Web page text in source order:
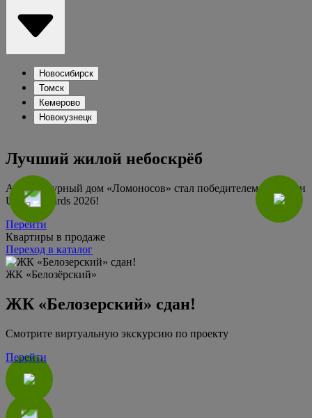
Новосибирск
Томск
Кемерово
Новокузнецк
Лучший жилой небоскрёб
Архитектурный дом «Ломоносов» стал победителем в премии
Urban Awards 2026!
Перейти
Квартиры в продаже
Переход в каталог
ЖК «Белозёрский»
ЖК «Белозерский» сдан!
Смотрите виртуальную экскурсию по проекту
Перейти